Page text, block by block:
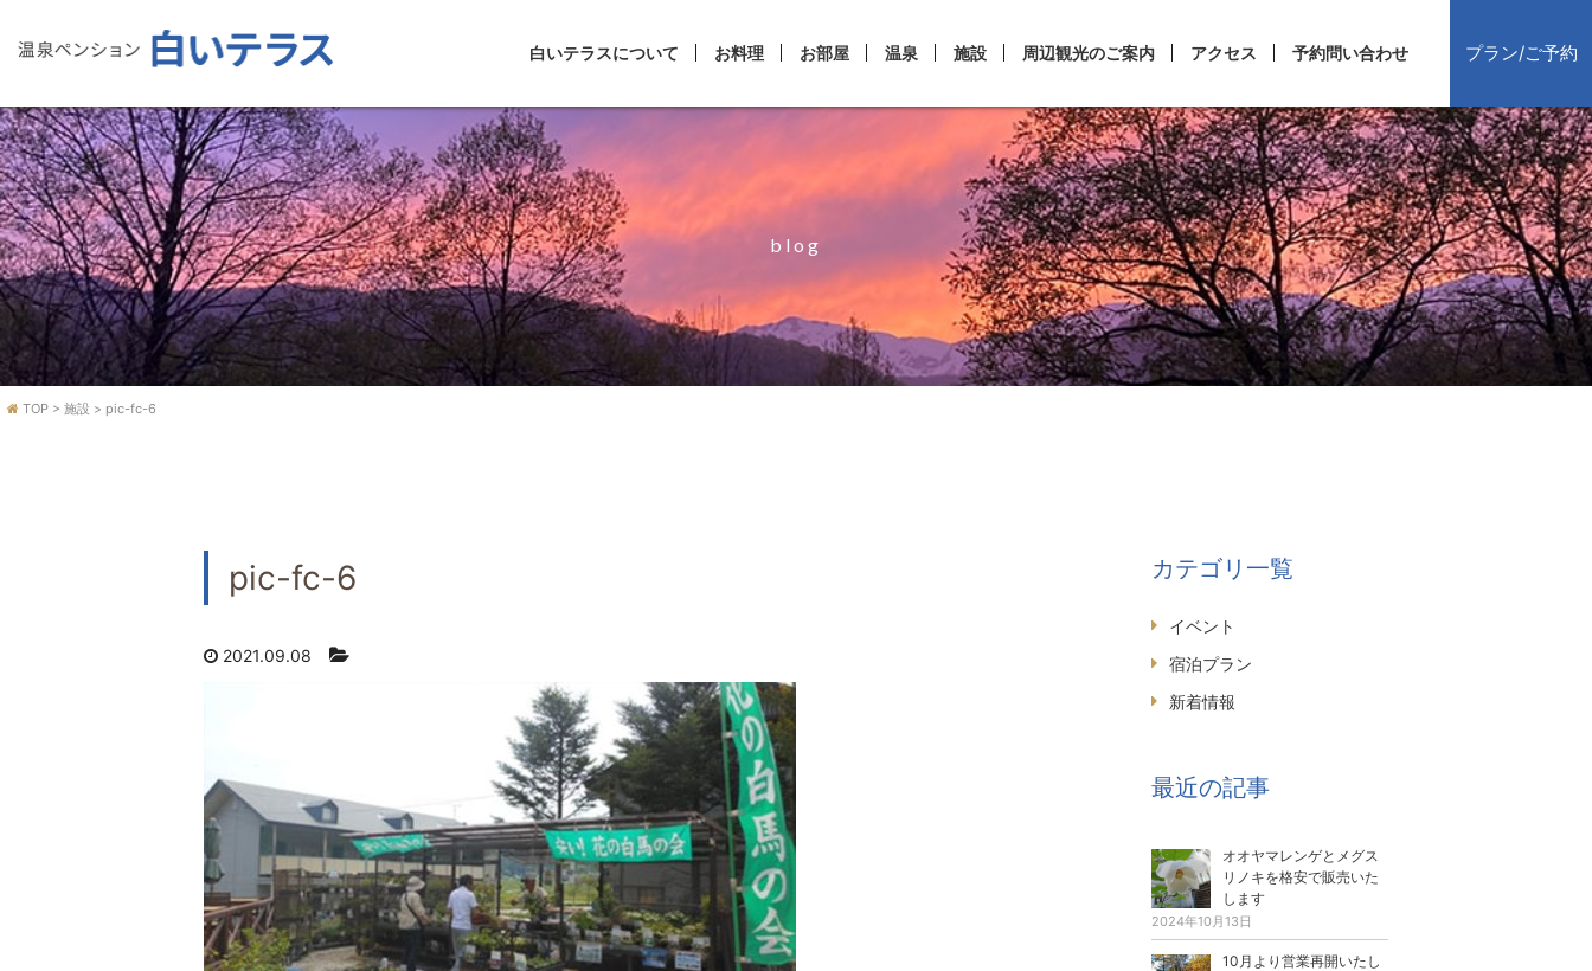
白いテラスについて お料理 お部屋 温泉 施設 周辺観光のご案内 アクセス 予約問い合わせ プラン/ご予約
blog
TOP> 施設 > pic-fc-6
pic-fc-6
2021.09.08
カテゴリ一覧
イベント
宿泊プラン
新着情報
最近の記事
オオヤマレンゲとメグス
リノキを格安で販売いた
します
2024年10月13日
10月より営業再開いたし